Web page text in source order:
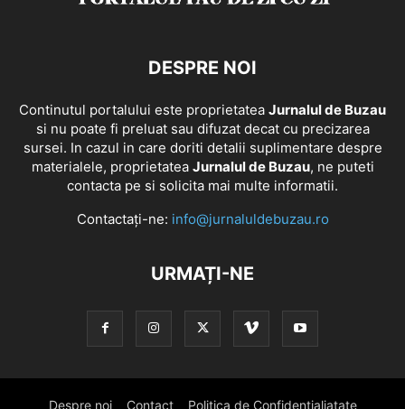
DESPRE NOI
Continutul portalului este proprietatea Jurnalul de Buzau
si nu poate fi preluat sau difuzat decat cu precizarea
sursei. In cazul in care doriti detalii suplimentare despre
materialele, proprietatea Jurnalul de Buzau, ne puteti
contacta pe si solicita mai multe informatii.
Contactați-ne: info@jurnaluldebuzau.ro
URMAȚI-NE
Despre noi Contact Politica de Confidentialiatate